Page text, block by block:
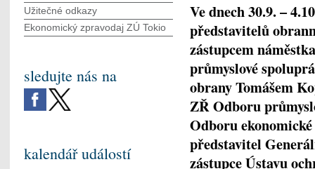
Ve dnech 30.9. –
představitelů
zástupcem
průmyslové
obrany Tomášem
ZŘ Odboru
Odboru
představitel
zástupce Ústavu
Užitečné odkazy
Ekonomický zpravodaj ZÚ Tokio
sledujte nás na
kalendář událostí